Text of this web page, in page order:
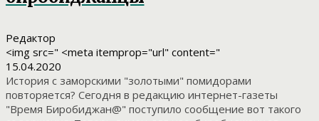
Редактор
<img src=" <meta itemprop="url" content="
15.04.2020
История с заморскими "золотыми" помидорами
повторяется? Сегодня в редакцию интернет-газеты
"Время Биробиджан@" поступило сообщение вот такого